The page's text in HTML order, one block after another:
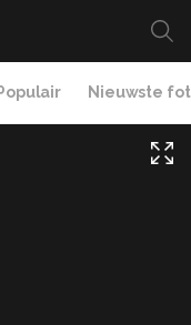
Populair Nieuwste